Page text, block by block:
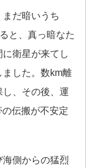
だ暗いうち
と、真っ暗なた
衛星が来てし
ました。数km離
、その後、運
伝搬が不安定
側からの猛烈